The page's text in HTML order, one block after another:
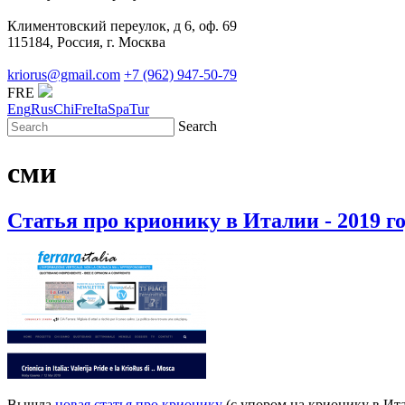
Климентовский переулок, д 6, оф. 69
115184, Россия, г. Москва
kriorus@gmail.com +7 (962) 947-50-79
FRE
EngRusChiFreItaSpaTur
Search
сми
Статья про крионику в Италии - 2019